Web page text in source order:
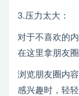
3.压力太大：
对于不喜欢的
在这里拿朋友
浏览朋友圈内
感兴趣时，轻